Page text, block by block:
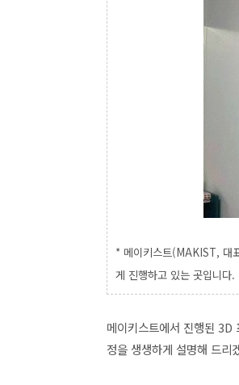
* 메이키스트(MAKIST, 대
게 진행하고 있는 곳입니다.
메이키스트에서 진행된
정을 생생하게 설명해 드리